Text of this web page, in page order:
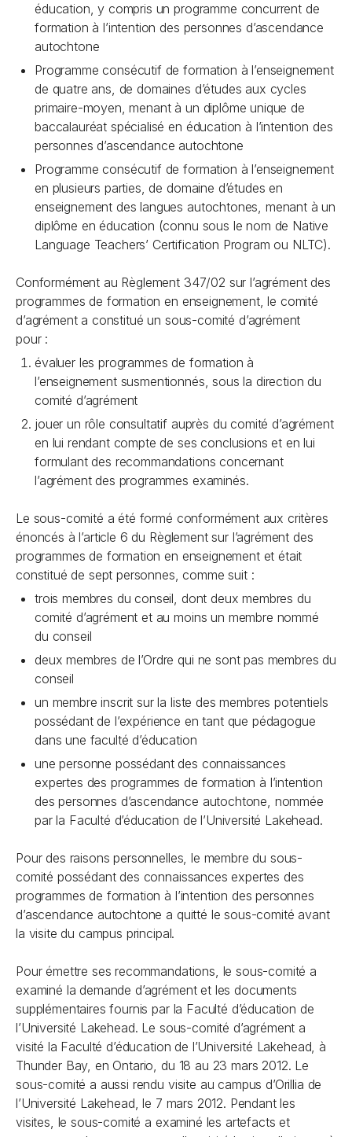
éducation, y compris un programme concurrent de
formation à l’intention des personnes d’ascendance
autochtone
Programme consécutif de formation à l’enseignement
de quatre ans, de domaines d’études aux cycles
primaire-moyen, menant à un diplôme unique de
baccalauréat spécialisé en éducation à l’intention des
personnes d’ascendance autochtone
Programme consécutif de formation à l’enseignement
en plusieurs parties, de domaine d’études en
enseignement des langues autochtones, menant à un
diplôme en éducation (connu sous le nom de Native
Language Teachers’ Certification Program ou NLTC).
Conformément au Règlement 347/02 sur l’agrément des
programmes de formation en enseignement, le comité
d’agrément a constitué un sous-comité d’agrément
pour :
évaluer les programmes de formation à
l’enseignement susmentionnés, sous la direction du
comité d’agrément
jouer un rôle consultatif auprès du comité d’agrément
en lui rendant compte de ses conclusions et en lui
formulant des recommandations concernant
l’agrément des programmes examinés.
Le sous-comité a été formé conformément aux critères
énoncés à l’article 6 du Règlement sur l’agrément des
programmes de formation en enseignement et était
constitué de sept personnes, comme suit :
trois membres du conseil, dont deux membres du
comité d’agrément et au moins un membre nommé
du conseil
deux membres de l’Ordre qui ne sont pas membres du
conseil
un membre inscrit sur la liste des membres potentiels
possédant de l’expérience en tant que pédagogue
dans une faculté d’éducation
une personne possédant des connaissances
expertes des programmes de formation à l’intention
des personnes d’ascendance autochtone, nommée
par la Faculté d’éducation de l’Université Lakehead.
Pour des raisons personnelles, le membre du sous-
comité possédant des connaissances expertes des
programmes de formation à l’intention des personnes
d’ascendance autochtone a quitté le sous-comité avant
la visite du campus principal.
Pour émettre ses recommandations, le sous-comité a
examiné la demande d’agrément et les documents
supplémentaires fournis par la Faculté d’éducation de
l’Université Lakehead. Le sous-comité d’agrément a
visité la Faculté d’éducation de l’Université Lakehead, à
Thunder Bay, en Ontario, du 18 au 23 mars 2012. Le
sous-comité a aussi rendu visite au campus d’Orillia de
l’Université Lakehead, le 7 mars 2012. Pendant les
visites, le sous-comité a examiné les artefacts et